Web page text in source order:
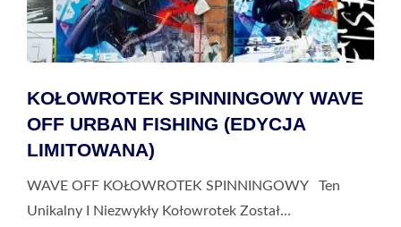
KOŁOWROTEK SPINNINGOWY WAVE
OFF URBAN FISHING (EDYCJA
LIMITOWANA)
WAVE OFF KOŁOWROTEK SPINNINGOWY Ten
Unikalny I Niezwykły Kołowrotek Został